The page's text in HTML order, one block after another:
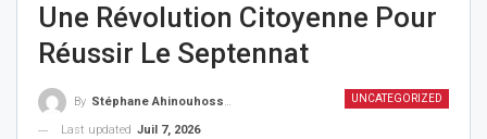
Une Révolution Citoyenne Pour
Réussir Le Septennat
UNCATEGORIZED
By Stéphane Ahinouhossou
Last updated Juil 7, 2026